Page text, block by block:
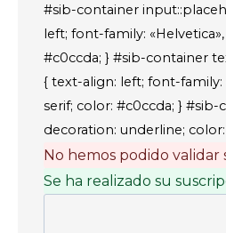
#sib-container
left; font-family:
#c0ccda; } #sib-container
{ text-align: left; font-family:
serif; color: #c0ccda; }
decoration: underline; color:
No hemos podido validar
Se ha realizado su